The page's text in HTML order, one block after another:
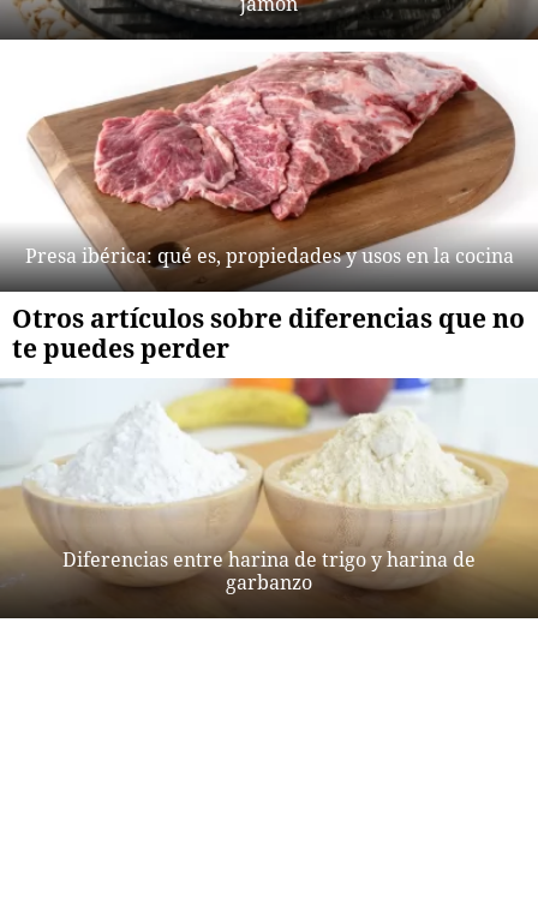
Presa ibérica: qué es, propiedades y usos en la cocina
Otros artículos sobre diferencias que no
te puedes perder
Diferencias entre harina de trigo y harina de
garbanzo